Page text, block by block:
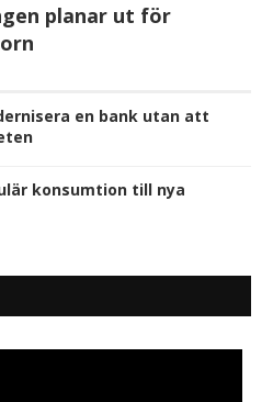
planar ut för
en bank utan att
konsumtion till nya